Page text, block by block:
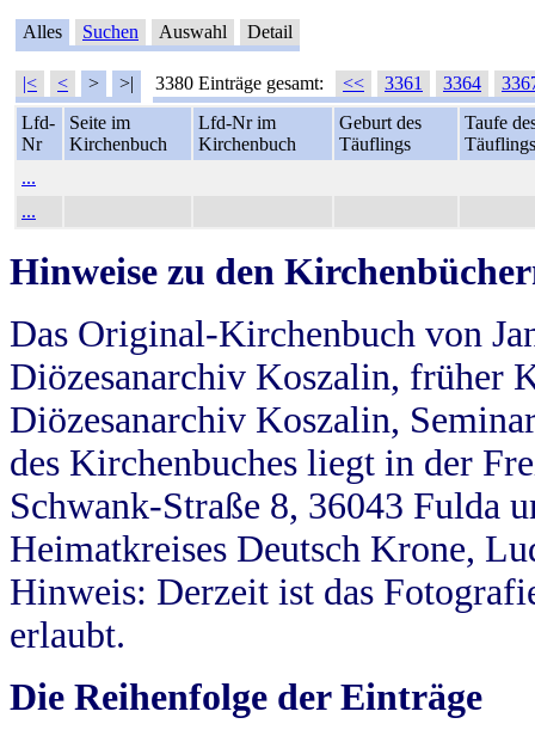
Alles Suchen Auswahl Detail
|< < > >| 3380 Einträge gesamt: << 3361 3364
Lfd-
Nr
Seite im
Kirchenbuch
Lfd-Nr im
Kirchenbuch
Geburt des
Täuflings
Taufe
Täuflings
...
...
Hinweise zu den
Das Original-Kirchenbuch von
Diözesanarchiv Koszalin, früher
Diözesanarchiv Koszalin,
des Kirchenbuches liegt in der
Schwank-Straße 8, 36043 Fulda
Heimatkreises Deutsch Krone,
Hinweis: Derzeit ist das
erlaubt.
Die Reihenfolge der Einträge